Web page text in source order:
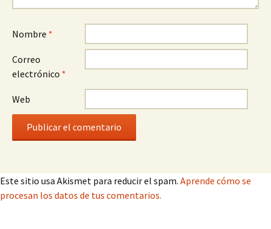
Nombre *
Correo
electrónico *
Web
Este sitio usa Akismet para reducir el spam. Aprende cómo se
procesan los datos de tus comentarios.